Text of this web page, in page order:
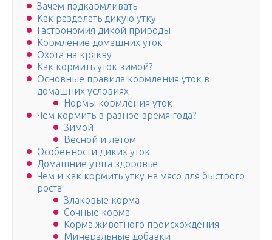
Зачем подкармливать
Как разделать дикую утку
Гастрономия дикой природы
Кормление домашних уток
Охота на крякву
Как кормить уток зимой?
Основные правила кормления уток в
домашних условиях
Нормы кормления уток
Чем кормить в разное время года?
Зимой
Весной и летом
Особенности диких уток
Домашние утята здоровье
Чем и как кормить утку на мясо для быстрого
роста
Злаковые корма
Сочные корма
Корма животного происхождения
Минеральные добавки